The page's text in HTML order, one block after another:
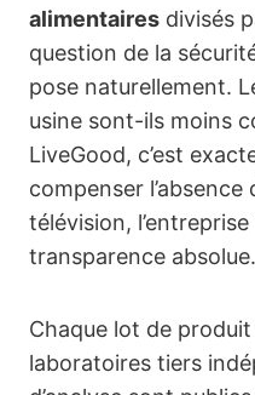
alimentaires divisés
question de la
pose naturellement.
usine sont-ils moins
LiveGood, c’est
compenser l’absence
télévision,
transparence absolue.
Chaque lot de
laboratoires tiers